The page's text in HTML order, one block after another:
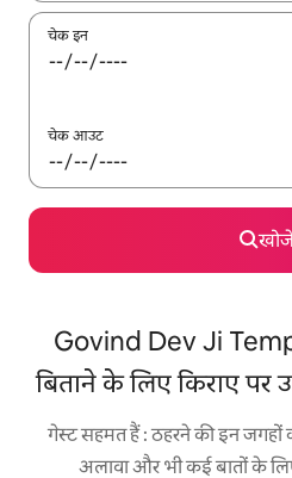
चेक इन
चेक आउट
Govind Dev Ji
बिताने के लिए किराए पर
गेस्ट सहमत हैं : ठहरने की इन
अलावा और भी कई बातों के